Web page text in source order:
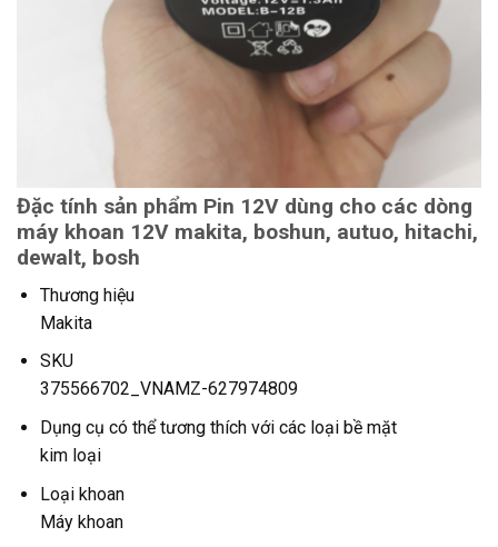
Đặc tính sản phẩm Pin 12V dùng cho các dòng
máy khoan 12V makita, boshun, autuo, hitachi,
dewalt, bosh
Thương hiệu
Makita
SKU
375566702_VNAMZ-627974809
Dụng cụ có thể tương thích với các loại bề mặt
kim loại
Loại khoan
Máy khoan